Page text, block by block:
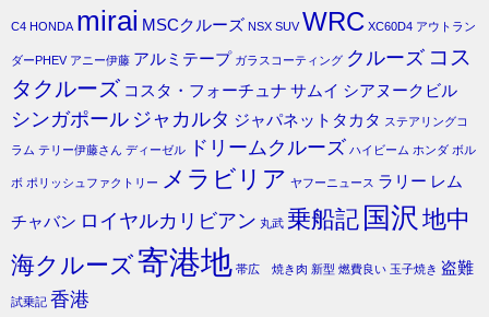
C4 HONDA mirai MSCクルーズ NSX SUV WRC XC60D4 アウトラン
ダーPHEV アニー伊藤 アルミテープ ガラスコーティング クルーズ コス
タクルーズ コスタ・フォーチュナ サムイ シアヌークビル
シンガポール ジャカルタ ジャパネットタカタ ステアリングコ
ラム テリー伊藤さん ディーゼル ドリームクルーズ ハイビーム ホンダ ボル
ボ ポリッシュファクトリー メラビリア ヤフーニュース ラリー レム
チャバン ロイヤルカリビアン 丸武 乗船記 国沢 地中
海クルーズ寄港地 帯広 焼き肉 新型 燃費良い 玉子焼き 盗難
試乗記 香港